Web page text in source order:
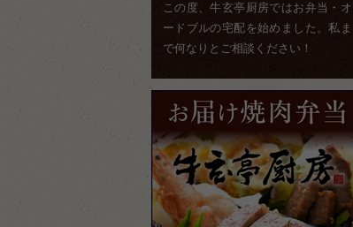
この度、牛玄亭厨房ではお弁当・オ
ードブルの宅配を始めました。私ま
で何なりとご相談ください！